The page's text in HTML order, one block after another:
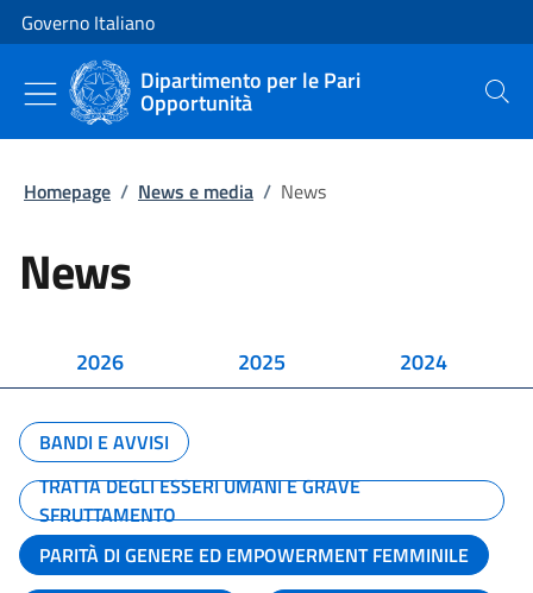
Vai al contenuto
Vai alla navigazione del sito
Governo Italiano
Dipartimento per le Pari
Opportunità Cerca
Homepage / News e media / News
News
2026 2025 2024
BANDI E AVVISI
TRATTA DEGLI ESSERI UMANI E GRAVE
SFRUTTAMENTO
PARITÀ DI GENERE ED EMPOWERMENT FEMMINILE